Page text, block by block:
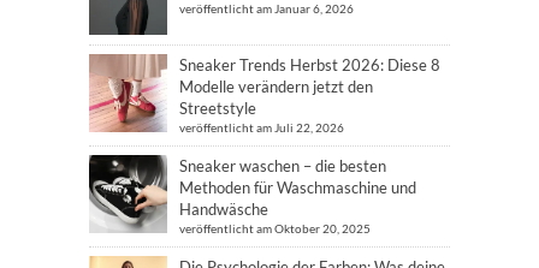
veröffentlicht am Januar 6, 2026
Sneaker Trends Herbst 2026: Diese 8
Modelle verändern jetzt den
Streetstyle
veröffentlicht am Juli 22, 2026
Sneaker waschen – die besten
Methoden für Waschmaschine und
Handwäsche
veröffentlicht am Oktober 20, 2025